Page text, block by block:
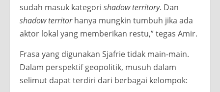
sudah masuk kategori shadow territory. Dan
shadow territorhanya mungkin tumbuh jika ada
aktor lokal yang memberikan restu,” tegas Amir.
Frasa yang digunakan Sjafrie tidak main-main.
Dalam perspektif geopolitik, musuh dalam
selimut dapat terdiri dari berbagai kelompok: